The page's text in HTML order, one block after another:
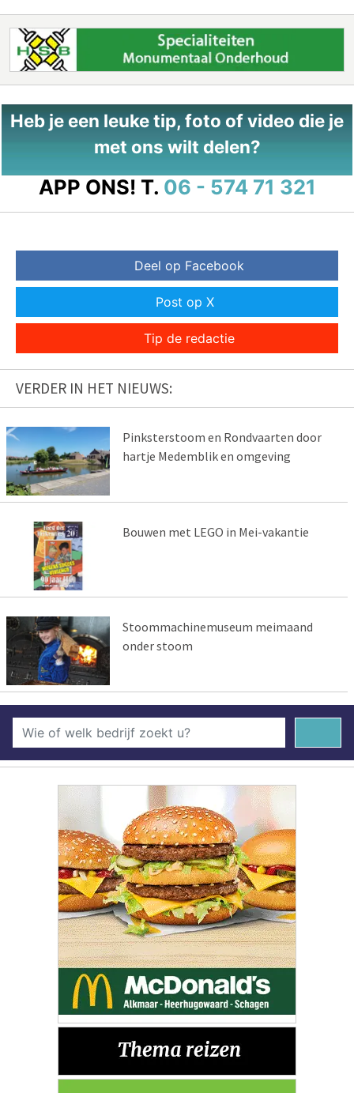
Heb je een leuke tip, foto of video die je
met ons wilt delen?
APP ONS! T. 06 - 574 71 321
Deel op Facebook
Post op X
Tip de redactie
VERDER IN HET NIEUWS:
Pinksterstoom en Rondvaarten door
hartje Medemblik en omgeving
Bouwen met LEGO in Mei-vakantie
Stoommachinemuseum meimaand
onder stoom